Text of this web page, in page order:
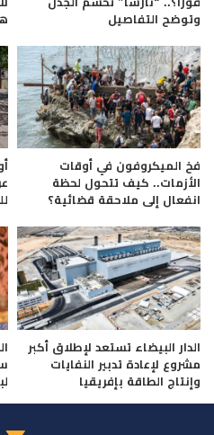
وتوضح التفاصيل
فخ الميكروفون في أوقات
الأزمات.. كيف تتحول لحظة
انفعال إلى ملاحقة قضائية؟
الدار البيضاء تستعد لإطلاق أكبر
مشروع لإعادة تدبير النفايات
وإنتاج الطاقة بإفريقيا